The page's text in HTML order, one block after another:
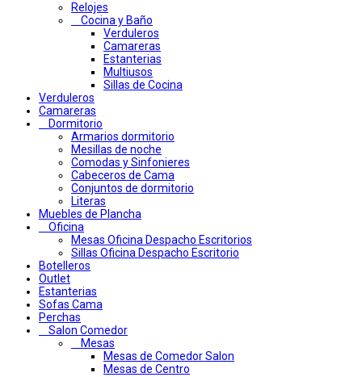
Relojes
Cocina y Baño
Verduleros
Camareras
Estanterias
Multiusos
Sillas de Cocina
Verduleros
Camareras
Dormitorio
Armarios dormitorio
Mesillas de noche
Comodas y Sinfonieres
Cabeceros de Cama
Conjuntos de dormitorio
Literas
Muebles de Plancha
Oficina
Mesas Oficina Despacho Escritorios
Sillas Oficina Despacho Escritorio
Botelleros
Outlet
Estanterias
Sofas Cama
Perchas
Salon Comedor
Mesas
Mesas de Comedor Salon
Mesas de Centro